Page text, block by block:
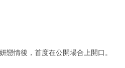
戀情後，首度在公開場合上開口。